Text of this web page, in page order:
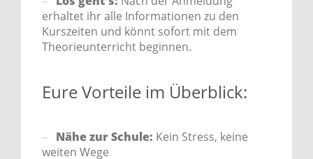
erhaltet ihr alle Informationen zu den
Kurszeiten und könnt sofort mit dem
Theorieunterricht beginnen.
Eure Vorteile im Überblick:
Nähe zur Schule: Kein Stress, keine
weiten Wege